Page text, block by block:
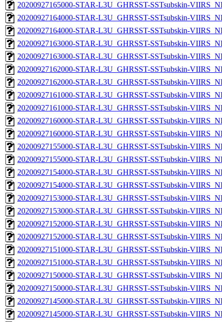
20200927165000-STAR-L3U_GHRSST-SSTsubskin-
20200927164000-STAR-L3U_GHRSST-SSTsubskin-
20200927164000-STAR-L3U_GHRSST-SSTsubskin-
20200927163000-STAR-L3U_GHRSST-SSTsubskin-
20200927163000-STAR-L3U_GHRSST-SSTsubskin-
20200927162000-STAR-L3U_GHRSST-SSTsubskin-
20200927162000-STAR-L3U_GHRSST-SSTsubskin-
20200927161000-STAR-L3U_GHRSST-SSTsubskin-
20200927161000-STAR-L3U_GHRSST-SSTsubskin-
20200927160000-STAR-L3U_GHRSST-SSTsubskin-
20200927160000-STAR-L3U_GHRSST-SSTsubskin-
20200927155000-STAR-L3U_GHRSST-SSTsubskin-
20200927155000-STAR-L3U_GHRSST-SSTsubskin-
20200927154000-STAR-L3U_GHRSST-SSTsubskin-
20200927154000-STAR-L3U_GHRSST-SSTsubskin-
20200927153000-STAR-L3U_GHRSST-SSTsubskin-
20200927153000-STAR-L3U_GHRSST-SSTsubskin-
20200927152000-STAR-L3U_GHRSST-SSTsubskin-
20200927152000-STAR-L3U_GHRSST-SSTsubskin-
20200927151000-STAR-L3U_GHRSST-SSTsubskin-
20200927151000-STAR-L3U_GHRSST-SSTsubskin-
20200927150000-STAR-L3U_GHRSST-SSTsubskin-
20200927150000-STAR-L3U_GHRSST-SSTsubskin-
20200927145000-STAR-L3U_GHRSST-SSTsubskin-
20200927145000-STAR-L3U_GHRSST-SSTsubskin-